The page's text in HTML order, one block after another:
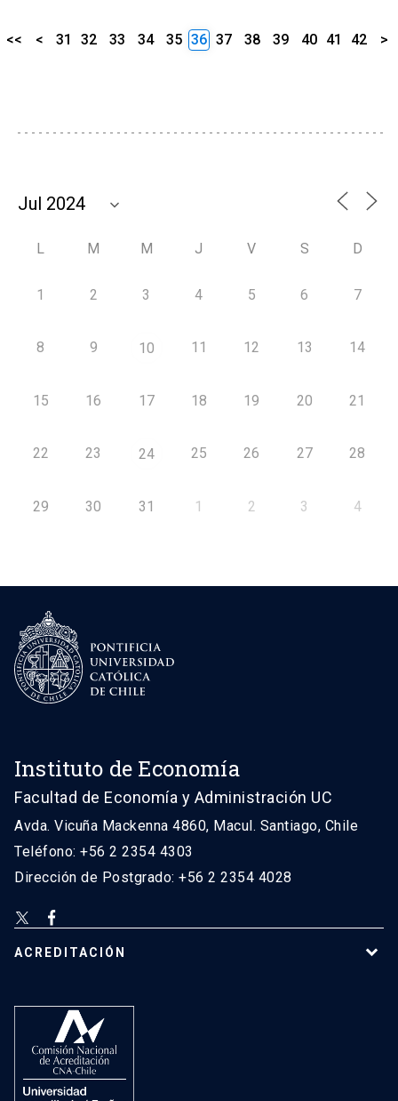
<< < 31 32 33 34 35 36 37 38 39 40 41 42 >
L M M J V S D
1 2 3 4 5 6 7
8 9 10 11 12 13 14
15 16 17 18 19 20 21
22 23 24 25 26 27 28
29 30 31 1 2 3 4
Instituto de Economía
Facultad de Economía y Administración UC
Avda. Vicuña Mackenna 4860, Macul. Santiago, Chile
Teléfono: +56 2 2354 4303
Dirección de Postgrado: +56 2 2354 4028
ACREDITACIÓN